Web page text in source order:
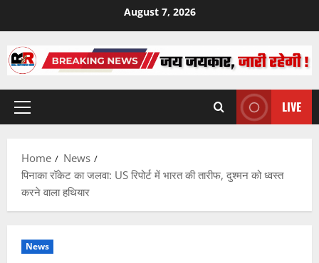
content
August 7, 2026
Primary
LIVE
Home
News
पिनाका रॉकेट का जलवा: US रिपोर्ट में भारत की तारीफ, दुश्मन को ध्वस्त
करने वाला हथियार
News